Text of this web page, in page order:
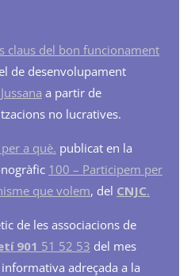
claus del bon funcionament
de desenvolupament
a partir de
no lucratives.
a què. publicat en la
100 – Participem per
que volem, del CNJC.
de les associacions de
901 51 52 53 del mes
adreçada a la